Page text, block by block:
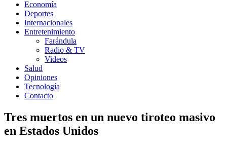
Economía
Deportes
Internacionales
Entretenimiento
Farándula
Radio & TV
Videos
Salud
Opiniones
Tecnología
Contacto
Tres muertos en un nuevo tiroteo masivo
en Estados Unidos